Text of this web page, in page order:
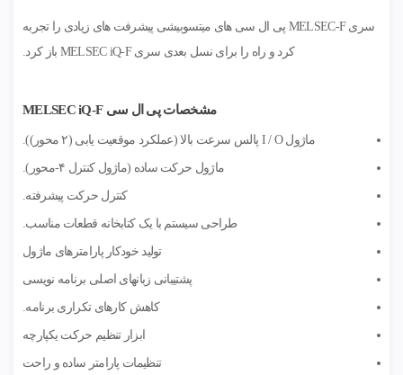
سری MELSEC-F پی ال سی های میتسوبیشی پیشرفت های زیادی را تجربه
کرد و راه را برای نسل بعدی سری MELSEC iQ-F باز کرد.
مشخصات پی ال سی MELSEC iQ-F
ماژول I / O پالس سرعت بالا (عملکرد موقعیت یابی (۲ محور)).
ماژول حرکت ساده (ماژول کنترل ۴-محور).
کنترل حرکت پیشرفته.
طراحی سیستم با یک کتابخانه قطعات مناسب.
تولید خودکار پارامترهای ماژول
پشتیبانی زبانهای اصلی برنامه نویسی
کاهش کارهای تکراری برنامه.
ابزار تنظیم حرکت یکپارچه
تنظیمات پارامتر ساده و راحت